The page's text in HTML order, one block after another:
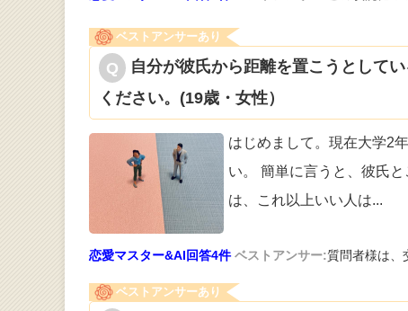
ベストアンサーあり
自分が彼氏から距離を置こうとして
ください。(19歳・女性）
はじめまして。現在大学2
い。 簡単に言うと、彼氏
は、これ以上いい人は...
恋愛マスター&AI回答4件 ベストアンサー:質問者様は、
ベストアンサーあり